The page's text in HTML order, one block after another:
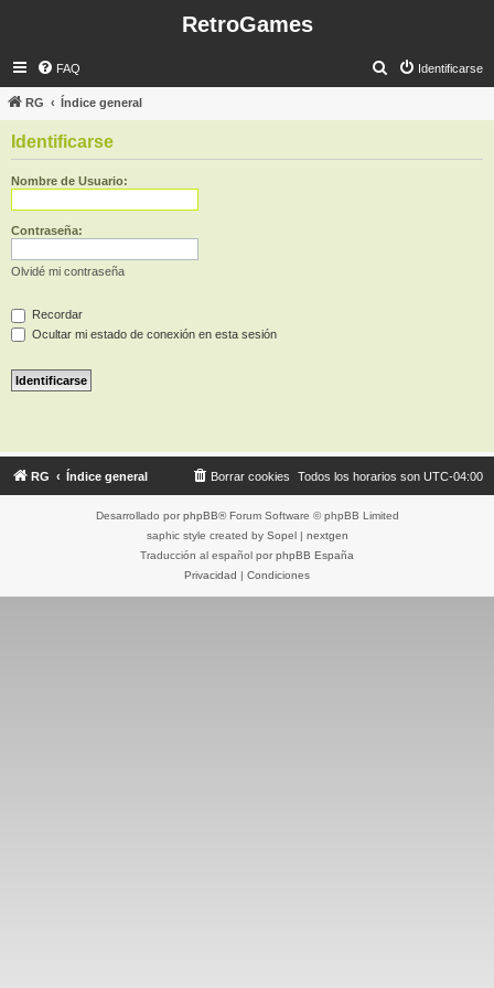
RetroGames
FAQ Identificarse
s
RG Índice general
Identificarse
Nombre de Usuario:
Contraseña:
Olvidé mi contraseña
Recordar
Ocultar mi estado de conexión en esta sesión
RG Índice general Todos los horarios son UTC-04:00
Borrar cookies
Desarrollado por phpBB® Forum Software © phpBB Limited
saphic style created by Sopel| nextgen
Traducción al español por phpBB España
Privacidad | Condiciones